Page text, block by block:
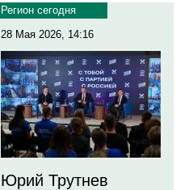
Регион сегодня
28 Мая 2026, 14:16
Юрий Трутнев